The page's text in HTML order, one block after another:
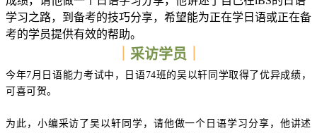
学习之路，到备考的技巧分享，希望能为正在学日语或正在备
考的学员提供有效的帮助。
采访学员
今年7月日语能力考试中，日语74班的吴以轩同学取得了优异成绩，
可喜可贺。
为此，小编采访了吴以轩同学，请他做一个日语学习分享，他讲述